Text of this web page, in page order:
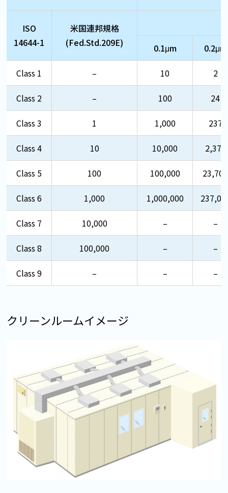
ISO
14644-1
米国連邦規格
(Fed.Std.209E)
0.1μm 0.2μm
Class 1 – 10 2
Class 2 – 100 24
Class 3 1 1,000 237
Class 4 10 10,000 2,370
Class 5 100 100,000 23,700
Class 6 1,000 1,000,000
Class 7 10,000 – –
Class 8 100,000 – –
Class 9 – – –
クリーンルームイメージ